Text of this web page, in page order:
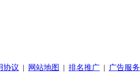
协议 | 网站地图 | 排名推广 | 广告服务